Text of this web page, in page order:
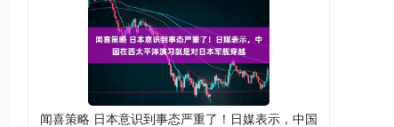
闻喜策略 日本意识到事态严重了！日媒表示，中国